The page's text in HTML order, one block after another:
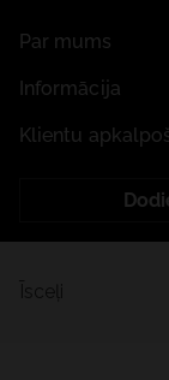
Par mums
Informācija
Klientu